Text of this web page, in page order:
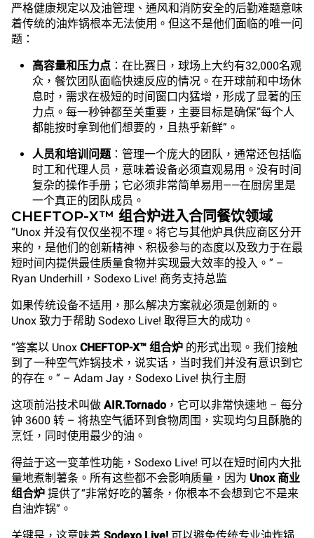
严格健康规定以及油管理、通风和消防安全的后勤难题意味
着传统的油炸锅根本无法使用。但这不是他们面临的唯一问
题：
高容量和压力点 ：在比赛日，球场上大约有32,000名观
众，餐饮团队面临快速反应的情况。在开球前和中场休
息时，需求在极短的时间窗口内猛增，形成了显著的压
力点。每一秒钟都至关重要，主要目标是确保“每个人
都能按时拿到他们想要的，且热乎新鲜”。
人员和培训问题：管理一个庞大的团队，通常还包括临
时工和代理人员，意味着设备必须直观易用。没有时间
复杂的操作手册；它必须非常简单易用——在厨房里是
一个真正的团队成员。
CHEFTOP-X™ 组合炉进入合同餐饮领域
“Unox 并没有仅仅坐视不理。将它与其他炉具供应商区分开
来的，是他们的创新精神、积极参与的态度以及致力于在最
短时间内提供最佳质量食物并实现最大效率的投入。” –
Ryan Underhill，Sodexo Live! 商务支持总监
如果传统设备不适用，那么解决方案就必须是创新的。
Unox 致力于帮助 Sodexo Live! 取得巨大的成功。
“答案以 Unox CHEFTOP-X™ 组合炉 的形式出现。我们接触
到了一种空气炸锅技术，说实话，当时我们并没有意识到它
的存在。” – Adam Jay，Sodexo Live! 执行主厨
这项前沿技术叫做 AIR.Tornado，它可以非常快速地 – 每分
钟 3600 转 – 将热空气循环到食物周围，实现均匀且酥脆的
烹饪，同时使用最少的油。
得益于这一变革性功能，Sodexo Live! 可以在短时间内大批
量地煮制薯条。所有这些都不会影响质量，因为 Unox 商业
组合炉 提供了“非常好吃的薯条，你根本不会想到它不是来
自油炸锅”。